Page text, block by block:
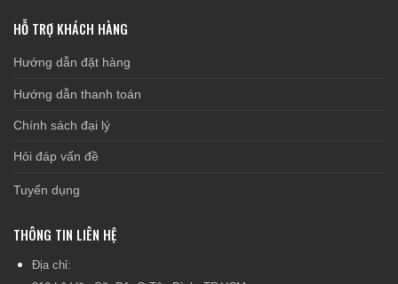
HỖ TRỢ KHÁCH HÀNG
Hướng dẫn đặt hàng
Hướng dẫn thanh toán
Chính sách đại lý
Hỏi đáp vấn đề
Tuyển dụng
THÔNG TIN LIÊN HỆ
Địa chỉ: